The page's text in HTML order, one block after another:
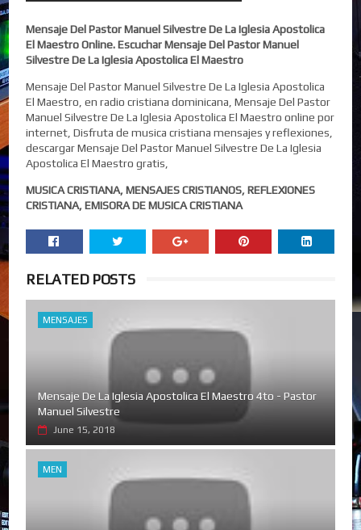
Mensaje Del Pastor Manuel Silvestre De La Iglesia Apostolica
El Maestro Online. Escuchar Mensaje Del Pastor Manuel
Silvestre De La Iglesia Apostolica El Maestro
Mensaje Del Pastor Manuel Silvestre De La Iglesia Apostolica
El Maestro, en radio cristiana dominicana, Mensaje Del Pastor
Manuel Silvestre De La Iglesia Apostolica El Maestro online por
internet, Disfruta de musica cristiana mensajes y reflexiones,
descargar Mensaje Del Pastor Manuel Silvestre De La Iglesia
Apostolica El Maestro gratis,
MUSICA CRISTIANA, MENSAJES CRISTIANOS, REFLEXIONES
CRISTIANA, EMISORA DE MUSICA CRISTIANA
RELATED POSTS
MENSAJES
Mensaje De La Iglesia Apostolica El Maestro 4to - Pastor
Manuel Silvestre
June 15, 2018
MEN